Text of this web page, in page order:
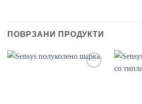
ПОВРЗАНИ ПРОДУКТИ